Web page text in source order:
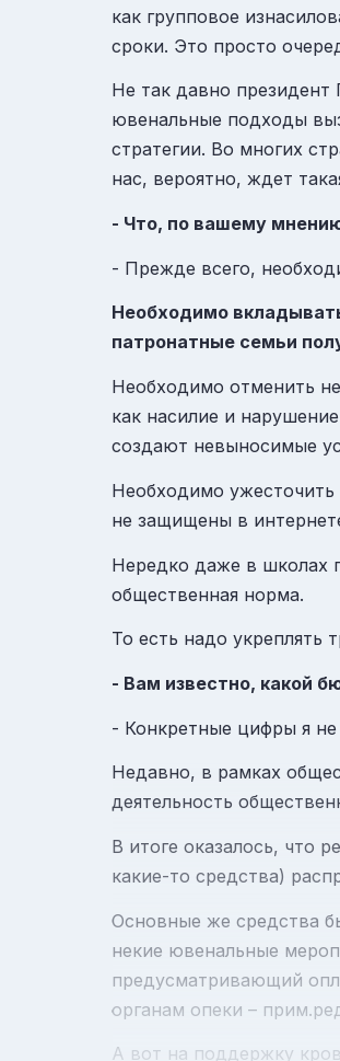
как групповое
сроки. Это просто
Не так давно президент
ювенальные подходы
стратегии. Во многих
нас, вероятно, ждет
- Что, по вашему
- Прежде всего,
Необходимо
патронатные семьи
Необходимо отменить
как насилие и
создают невыносимые
Необходимо ужесточить
не защищены в
Нередко даже в школах
общественная норма.
То есть надо укреплять
- Вам известно, какой
- Конкретные цифры я не
Недавно, в рамках
деятельность
В итоге оказалось, что
какие-то средства)
Основные же средства
некие ювенальные
предусматривающий
органам опеки –
А вот на поддержку